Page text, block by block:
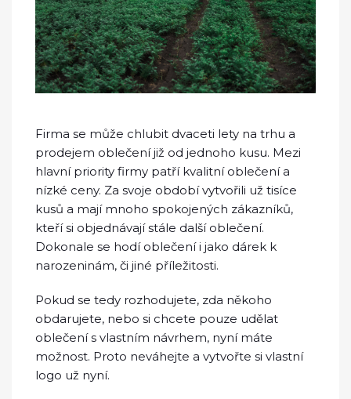
Firma se může chlubit dvaceti lety na trhu a
prodejem oblečení již od jednoho kusu. Mezi
hlavní priority firmy patří kvalitní oblečení a
nízké ceny. Za svoje období vytvořili už tisíce
kusů a mají mnoho spokojených zákazníků,
kteří si objednávají stále další oblečení.
Dokonale se hodí oblečení i jako dárek k
narozeninám, či jiné příležitosti.
Pokud se tedy rozhodujete, zda někoho
obdarujete, nebo si chcete pouze udělat
oblečení s vlastním návrhem, nyní máte
možnost. Proto neváhejte a vytvořte si vlastní
logo už nyní.